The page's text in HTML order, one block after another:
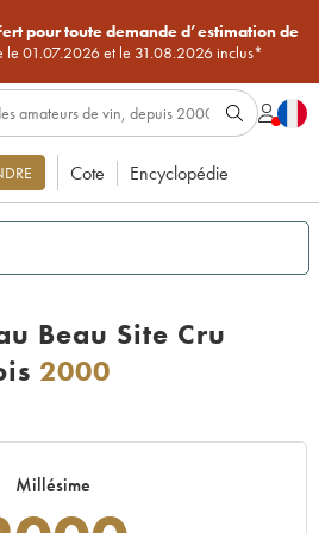
pour toute demande d’estimation de
le 01.07.2026 et le 31.08.2026 inclus*
Cote Encyclopédie
Beau Site Cru
2000
Millésime